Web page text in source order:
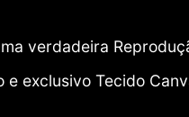
verdadeira
exclusivo Tecido